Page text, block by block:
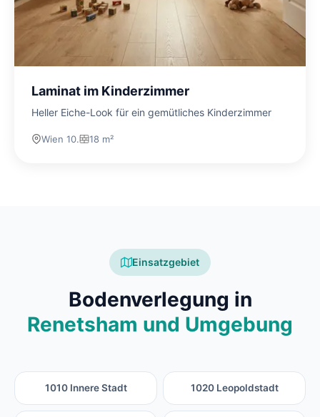
Laminat im Kinderzimmer
Heller Eiche-Look für ein gemütliches Kinderzimmer
Wien 10. 18 m²
Einsatzgebiet
Bodenverlegung in
Renetsham und Umgebung
1010 Innere Stadt 1020 Leopoldstadt